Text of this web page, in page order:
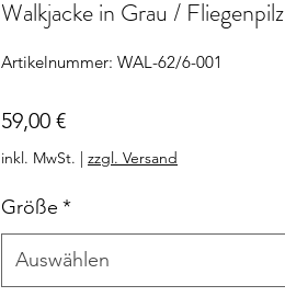
Walkjacke in Grau / Fliegenpilz
Artikelnummer: WAL-62/6-001
59,00 €Preis
inkl. MwSt. | zzgl. Versand
Größe *
Auswählen